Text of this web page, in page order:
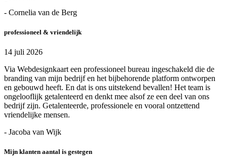
- Cornelia van de Berg
professioneel & vriendelijk
14 juli 2026
Via Webdesignkaart een professioneel bureau ingeschakeld die de
branding van mijn bedrijf en het bijbehorende platform ontworpen
en gebouwd heeft. En dat is ons uitstekend bevallen! Het team is
ongelooflijk getalenteerd en denkt mee alsof ze een deel van ons
bedrijf zijn. Getalenteerde, professionele en vooral ontzettend
vriendelijke mensen.
- Jacoba van Wijk
Mijn klanten aantal is gestegen